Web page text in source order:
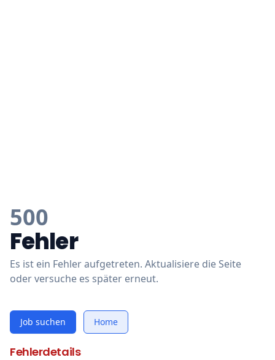
500
Fehler
Es ist ein Fehler aufgetreten. Aktualisiere die Seite
oder versuche es später erneut.
Job suchen Home
Fehlerdetails